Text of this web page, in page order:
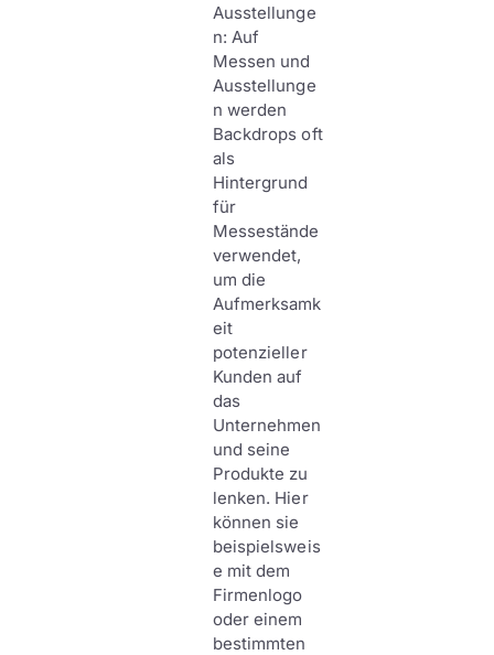
Ausstellunge
n: Auf
Messen und
Ausstellunge
n werden
Backdrops oft
als
Hintergrund
für
Messestände
verwendet,
um die
Aufmerksamk
eit
potenzieller
Kunden auf
das
Unternehmen
und seine
Produkte zu
lenken. Hier
können sie
beispielsweis
e mit dem
Firmenlogo
oder einem
bestimmten